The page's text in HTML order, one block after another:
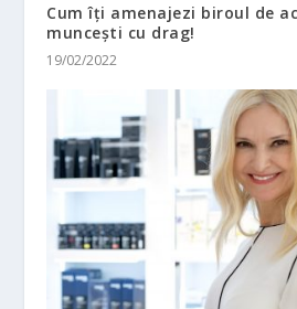
Cum îți amenajezi biroul de
muncești cu drag!
19/02/2022